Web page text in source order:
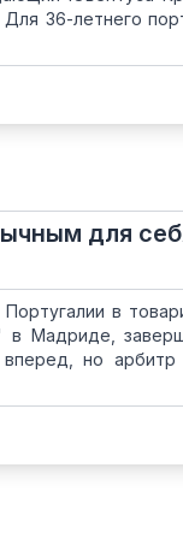
36-летнего
для
в
в Мадриде,
но арбитр